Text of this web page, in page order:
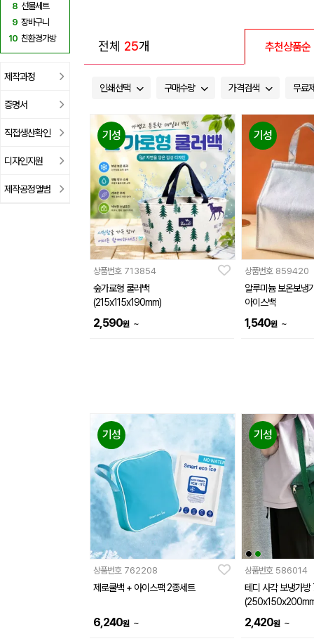
8 선물세트
9 장바구니
10 친환경가방
제작과정
증명서
직접생산확인
디자인지원
제작공정앨범
전체 25개 추천상품순
인쇄선택 구매수량 가격검색 무료
기성
상품번호 713854
숲가로형 쿨러백
(215x115x190mm)
2,590원 ~
기성
상품번호 859420
알루미늄 보온보냉
아이스백
1,540원 ~
기성
상품번호 762208
제로쿨백 + 아이스팩 2종세트
6,240원 ~
기성
상품번호 586014
테디 사각 보냉가방
2,420원 ~